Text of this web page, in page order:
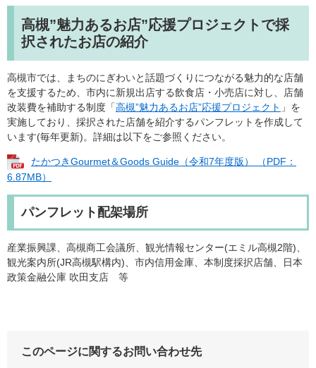
高槻”魅力あるお店”応援プロジェクトで採
択されたお店の紹介
高槻市では、まちのにぎわいと話題づくりにつながる魅力的な店舗
を支援するため、市内に新規出店する飲食店・小売店に対し、店舗
改装費を補助する制度「高槻”魅力あるお店”応援プロジェクト 」を
実施しており、採択された店舗を紹介するパンフレットを作成して
います(毎年更新)。詳細は以下をご参照ください。
たかつきGourmet＆Goods Guide（令和7年度版） （PDF：
6.87MB）
パンフレット配架場所
産業振興課、高槻商工会議所、観光情報センター(エミル高槻2階)、
観光案内所(JR高槻駅構内)、市内信用金庫、本制度採択店舗、日本
政策金融公庫 吹田支店 等
このページに関するお問い合わせ先